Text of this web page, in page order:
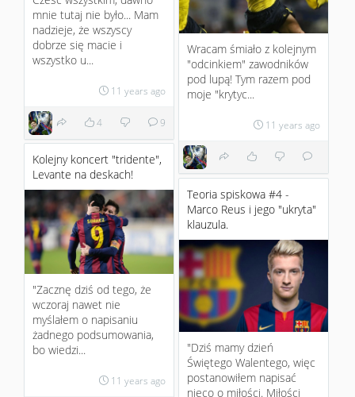
mnie tutaj nie było... Mam
nadzieje, że wszyscy
dobrze się macie i
wszystko u...
11 years ago
4 9
Wracam śmiało z kolejnym
"odcinkiem" zawodników
pod lupą! Tym razem pod
moje "krytyc...
11 years ago
Kolejny koncert "tridente",
Levante na deskach!
"Zacznę dziś od tego, że
wczoraj nawet nie
myślałem o napisaniu
żadnego podsumowania,
bo wiedzi...
11 years ago
Teoria spiskowa #4 -
Marco Reus i jego "ukryta"
klauzula.
"Dziś mamy dzień
Świętego Walentego, więc
postanowiłem napisać
nieco o miłości. Miłości